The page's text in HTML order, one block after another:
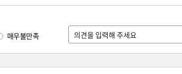
매우불만족